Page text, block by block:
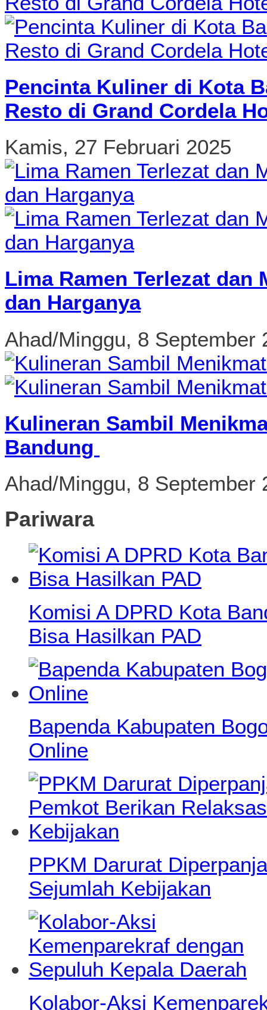
Pencinta Kuliner di Kota
Resto di Grand Cordela
Kamis, 27 Februari 2025
Lima Ramen Terlezat
dan Harganya
Ahad/Minggu, 8 September
Kulineran Sambil
Bandung
Ahad/Minggu, 8 September
Pariwara
Komisi A DPRD Kota
Bisa Hasilkan PAD
Bapenda Kabupaten
Online
PPKM Darurat
Sejumlah Kebijakan
Kolabor-Aksi